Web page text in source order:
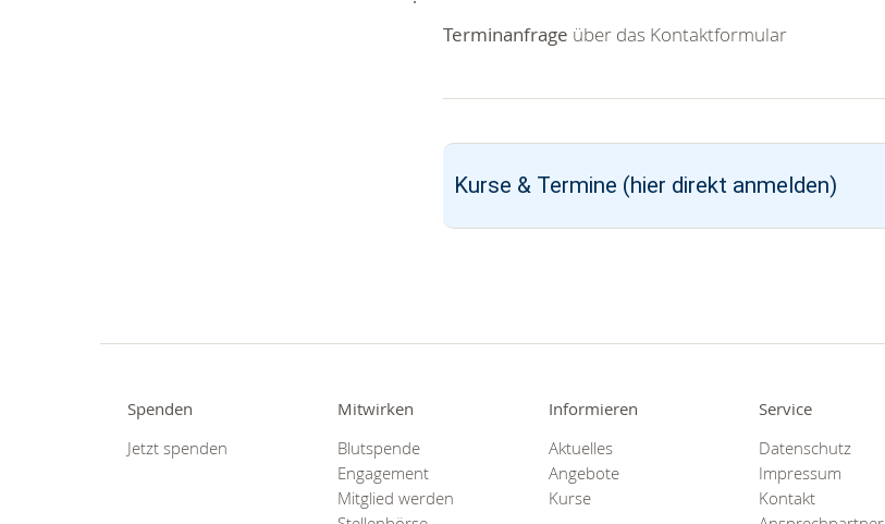
Terminanfrage über das Kontaktformular
Kurse & Termine (hier direkt anmelden)
Spenden
Jetzt spenden
Mitwirken
Blutspende
Engagement
Mitglied werden
Informieren
Aktuelles
Angebote
Kurse
Service
Datenschutz
Impressum
Kontakt